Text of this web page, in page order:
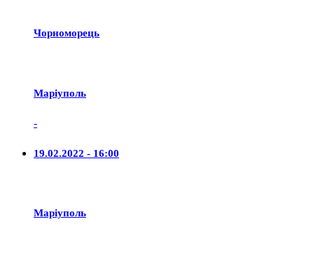
Чорноморець
Маріуполь
-
19.02.2022 - 16:00
Маріуполь